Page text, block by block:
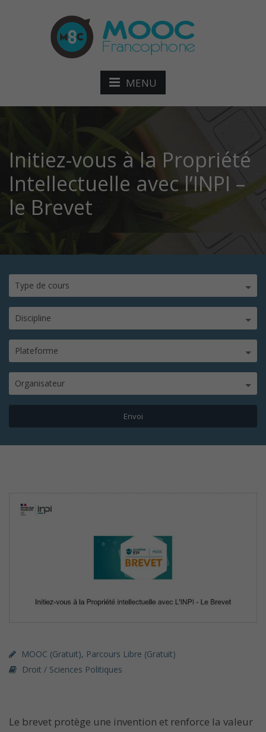
MENU
Initiez-vous à la Propriété
Intellectuelle avec l’INPI –
le Brevet
Type de cours
Discipline
Plateforme
Organisateur
MOOC (gratuit), Parcours Libre (gratuit)
Droit / Sciences Politiques
Le brevet protège une invention et renforce la valeur